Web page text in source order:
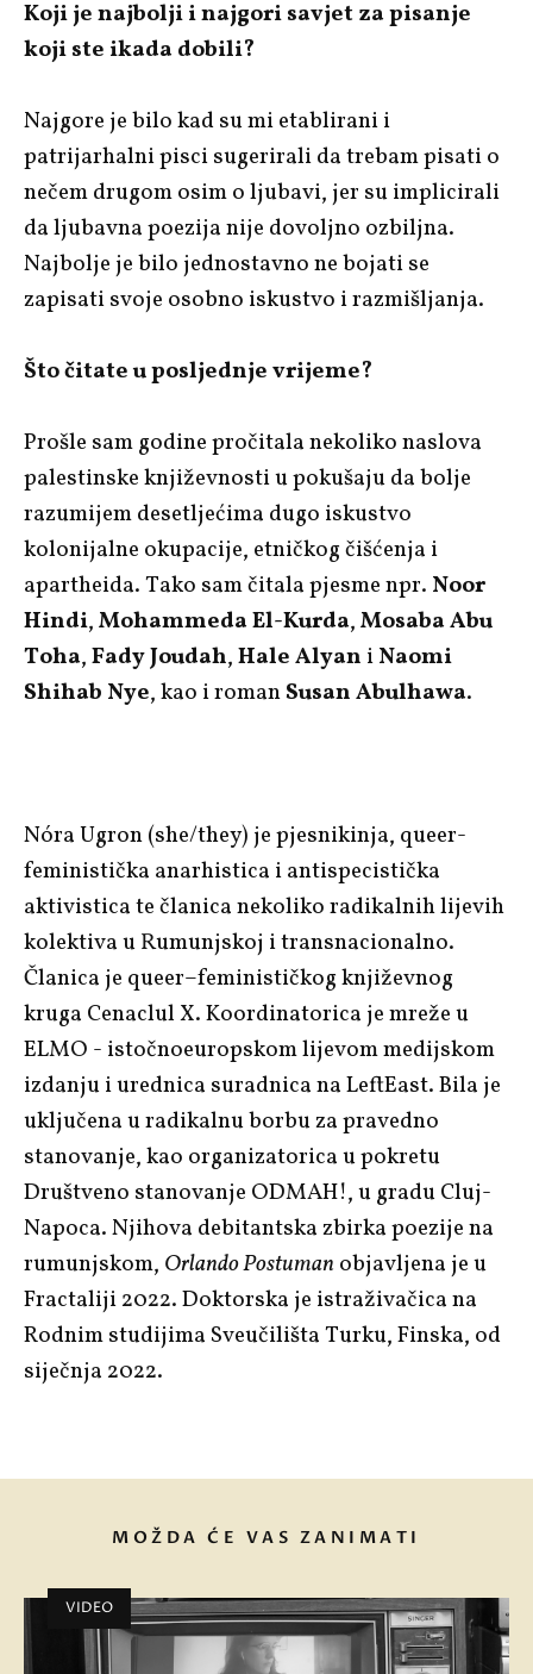
Koji je najbolji i najgori savjet za pisanje
koji ste ikada dobili?
Najgore je bilo kad su mi etablirani i
patrijarhalni pisci sugerirali da trebam pisati o
nečem drugom osim o ljubavi, jer su implicirali
da ljubavna poezija nije dovoljno ozbiljna.
Najbolje je bilo jednostavno ne bojati se
zapisati svoje osobno iskustvo i razmišljanja.
Što čitate u posljednje vrijeme?
Prošle sam godine pročitala nekoliko naslova
palestinske književnosti u pokušaju da bolje
razumijem desetljećima dugo iskustvo
kolonijalne okupacije, etničkog čišćenja i
apartheida. Tako sam čitala pjesme npr. Noor
Hindi,Mohammeda El-Kurda,Mosaba Abu
Toha,Fady Joudah,Hale Alyan iNaomi
Shihab Nye, kao i romanSusan Abulhawa.
Nóra Ugron (she/they) je pjesnikinja, queer-
feministička anarhistica i antispecistička
aktivistica te članica nekoliko radikalnih lijevih
kolektiva u Rumunjskoj i transnacionalno.
Članica je queer–feminističkog književnog
kruga Cenaclul X. Koordinatorica je mreže u
ELMO - istočnoeuropskom lijevom medijskom
izdanju i urednica suradnica na LeftEast. Bila je
uključena u radikalnu borbu za pravedno
stanovanje, kao organizatorica u pokretu
Društveno stanovanje ODMAH!, u gradu Cluj-
Napoca. Njihova debitantska zbirka poezije na
rumunjskom, Orlando Postuman objavljena je u
Fractaliji 2022. Doktorska je istraživačica na
Rodnim studijima Sveučilišta Turku, Finska, od
siječnja 2022.
MOŽDA ĆE VAS ZANIMATI
VIDEO